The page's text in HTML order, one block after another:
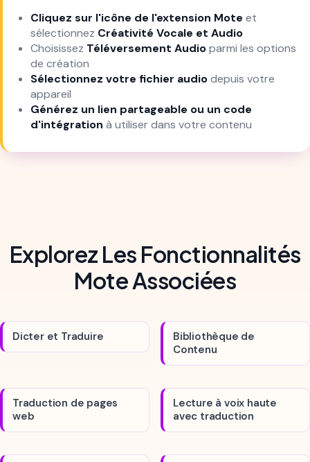
Cliquez sur l'icône de l'extension Mote et
sélectionnez Créativité Vocale et Audio
Choisissez Téléversement Audioparmi les options
de création
Sélectionnez votre fichier audiodepuis votre
appareil
Générez un lien partageable ou un code
d'intégration à utiliser dans votre contenu
Explorez Les Fonctionnalités
Mote Associées
Dicter et Traduire
Bibliothèque de
Contenu
Traduction de pages
web
Lecture à voix haute
avec traduction